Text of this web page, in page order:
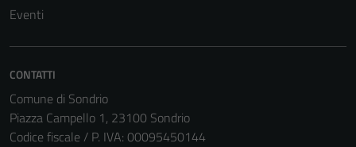
Eventi
CONTATTI
Comune di Sondrio
Piazza Campello 1, 23100 Sondrio
Codice fiscale / P. IVA: 00095450144